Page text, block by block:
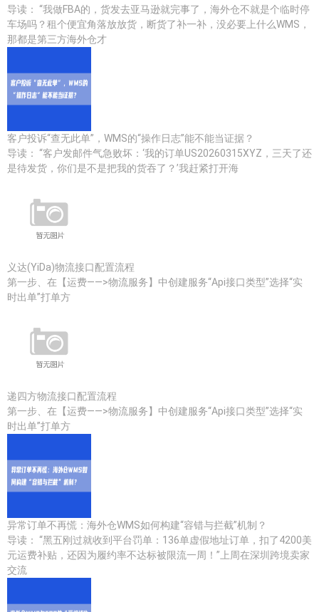
导读： “我做FBA的，货发去亚马逊就完事了，海外仓不就是个临时停
车场吗？租个便宜角落放放货，断货了补一补，没必要上什么WMS，
那都是第三方海外仓才
客户投诉“查无此单”，WMS的“操作日志”能不能当证据？
导读： “客户发邮件气急败坏：‘我的订单US20260315XYZ，三天了还
是待发货，你们是不是把我的货吞了？’我赶紧打开海
义达(YiDa)物流接口配置流程
第一步、在【运费——>物流服务】中创建服务“Api接口类型”选择“实
时出单”打单方
递四方物流接口配置流程
第一步、在【运费——>物流服务】中创建服务“Api接口类型”选择“实
时出单”打单方
异常订单不再慌：海外仓WMS如何构建“容错与拦截”机制？
导读： “黑五刚过就收到平台罚单：136单虚假地址订单，扣了4200美
元运费补贴，还因为履约率不达标被限流一周！”上周在深圳跨境卖家
交流